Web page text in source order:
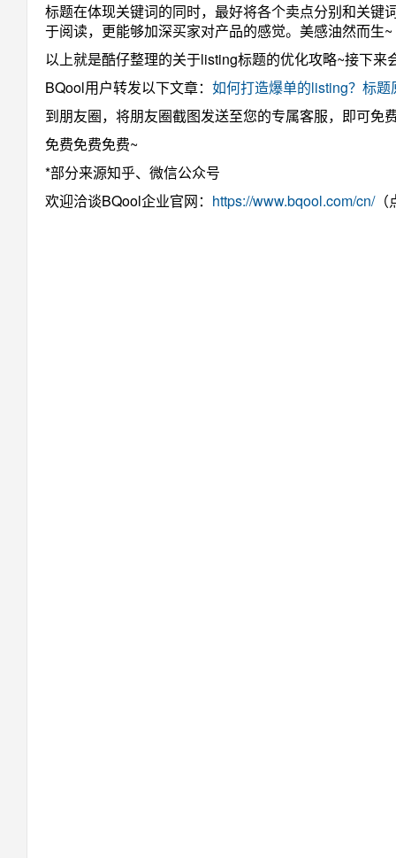
标题在体现关键词的同时，最好将各个卖点分别和关
于阅读，更能够加深买家对产品的感觉。美感油然而生~
以上就是酷仔整理的关于listing标题的优化攻略~接下
BQool用户转发以下文章： 如何打造爆单的listing？标
到朋友圈，将朋友圈截图发送至您的专属客服，即可免
免费免费免费~
*部分来源知乎、微信公众号
欢迎洽谈BQool企业官网： https://www.bqool.com/cn/（